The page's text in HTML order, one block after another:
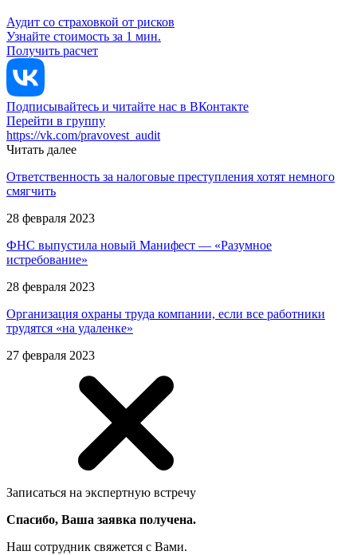
Аудит со страховкой от рисков
Узнайте стоимость за 1 мин.
Получить расчет
Подписывайтесь и читайте нас в ВКонтакте
Перейти в группу
https://vk.com/pravovest_audit
Читать далее
Ответственность за налоговые преступления хотят немного
смягчить
28 февраля 2023
ФНС выпустила новый Манифест — «Разумное
истребование»
28 февраля 2023
Организация охраны труда компании, если все работники
трудятся «на удаленке»
27 февраля 2023
Записаться на экспертную встречу
Спасибо, Ваша заявка получена.
Наш сотрудник свяжется с Вами.